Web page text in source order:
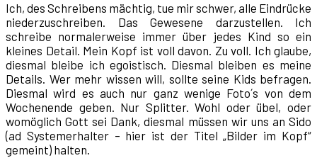
Ich, des Schreibens mächtig, tue mir schwer, alle Eindrücke
niederzuschreiben. Das Gewesene darzustellen. Ich
schreibe normalerweise immer über jedes Kind so ein
kleines Detail. Mein Kopf ist voll davon. Zu voll. Ich glaube,
diesmal bleibe ich egoistisch. Diesmal bleiben es meine
Details. Wer mehr wissen will, sollte seine Kids befragen.
Diesmal wird es auch nur ganz wenige Foto´s von dem
Wochenende geben. Nur Splitter. Wohl oder übel, oder
womöglich Gott sei Dank, diesmal müssen wir uns an Sido
(ad Systemerhalter – hier ist der Titel „Bilder im Kopf“
gemeint) halten.